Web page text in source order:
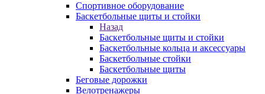
Спортивное оборудование
Баскетбольные щиты и стойки
Назад
Баскетбольные щиты и стойки
Баскетбольные кольца и аксессуары
Баскетбольные стойки
Баскетбольные щиты
Беговые дорожки
Велотренажеры